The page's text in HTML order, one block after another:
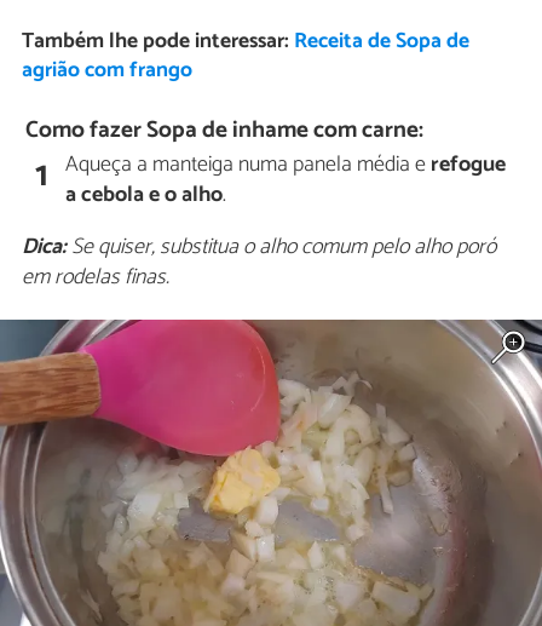
Também lhe pode interessar: Receita de Sopa de
agrião com frango
Como fazer Sopa de inhame com carne:
1 Aqueça a manteiga numa panela média erefogue
a cebola e o alho.
Dica:Se quiser, substitua o alho comum pelo alho poró
em rodelas finas.